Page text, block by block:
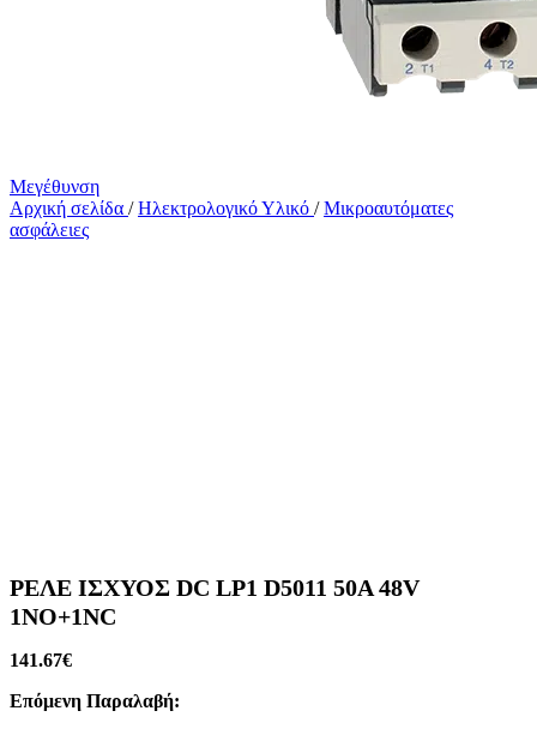
Μεγέθυνση
Αρχική σελίδα / Ηλεκτρολογικό Υλικό / Μικροαυτόματες
ασφάλειες
ΡΕΛΕ ΙΣΧΥΟΣ DC LP1 D5011 50A 48V
1ΝΟ+1NC
141.67€
Επόμενη Παραλαβή: